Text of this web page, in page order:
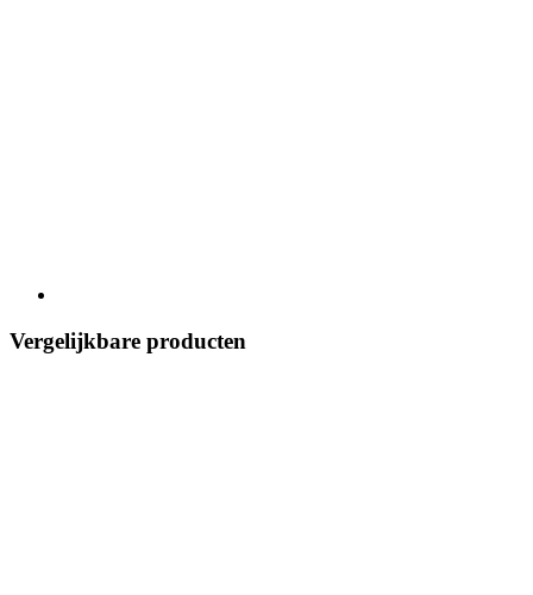
Vergelijkbare producten